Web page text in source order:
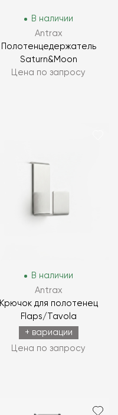
В наличии
Antrax
Полотенцедержатель
Saturn&Moon
Цена по запросу
В наличии
Antrax
Крючок для полотенец
Flaps/Tavola
+ вариации
Цена по запросу